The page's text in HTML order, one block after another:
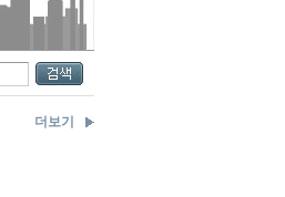
더보기